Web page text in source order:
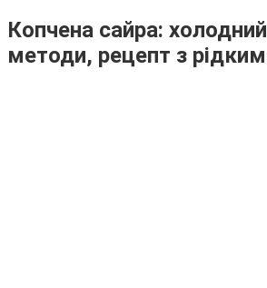
Копчена сайра: холодний
методи, рецепт з